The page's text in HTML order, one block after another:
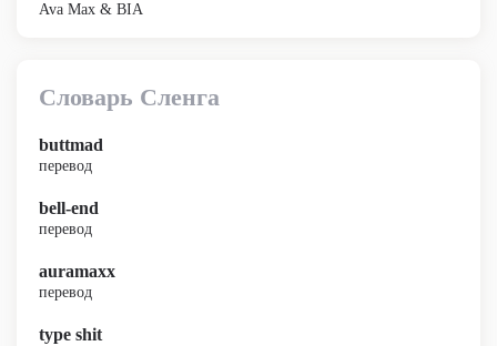
Ava Max & BIA
Словарь Сленга
buttmad
перевод
bell-end
перевод
auramaxx
перевод
type shit